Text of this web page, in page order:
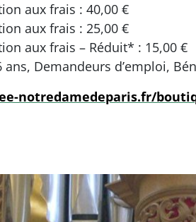
aux frais : 40,00 €
aux frais : 25,00 €
aux frais – Réduit* : 15,00 €
ans, Demandeurs d’emploi,
notredamedeparis.fr/